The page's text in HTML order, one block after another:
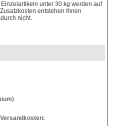
unter 30 kg werden auf
entstehen Ihnen
nicht.